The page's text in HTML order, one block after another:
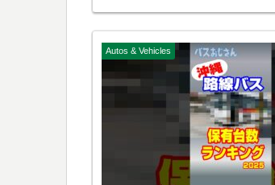
Autos & Vehicles